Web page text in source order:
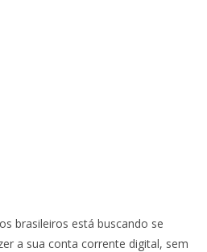
brasileiros está buscando se
a sua conta corrente digital, sem